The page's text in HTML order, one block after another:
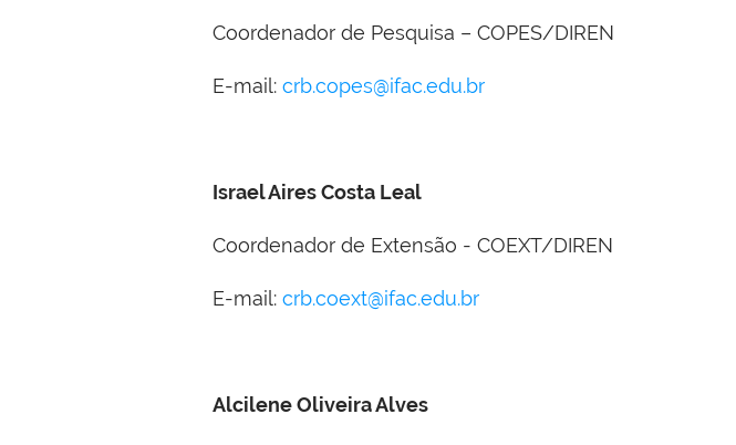
Coordenador de Pesquisa – COPES/DIREN
E-mail: crb.copes@ifac.edu.br
Israel Aires Costa Leal
Coordenador de Extensão - COEXT/DIREN
E-mail: crb.coext@ifac.edu.br
Alcilene Oliveira Alves